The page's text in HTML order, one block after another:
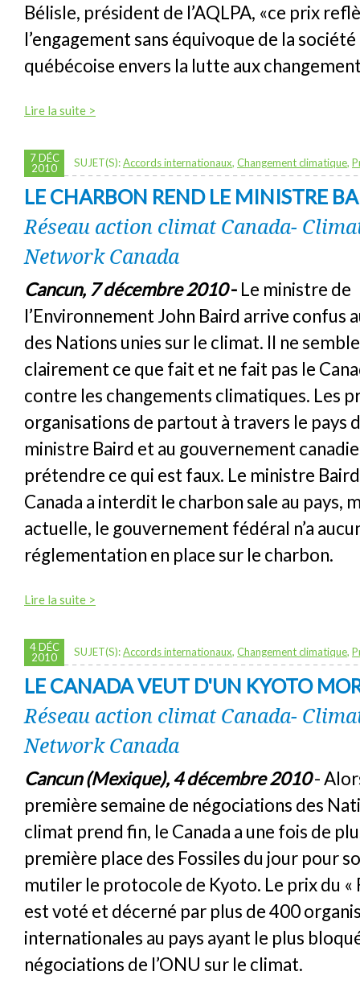
Bélisle, président de l’AQLPA, «ce prix
l’engagement sans équivoque de la
québécoise envers la lutte aux
Lire la suite >
7 DÉC
2010
SUJET(S):Accords internationaux, Changement climatique,
LE CHARBON REND LE MINISTRE
Réseau action climat Canada-
Network Canada
Cancun, 7 décembre 2010- Le ministre de
l’Environnement John Baird arrive confus
des Nations unies sur le climat. Il ne
clairement ce que fait et ne fait pas le
contre les changements climatiques. Les
organisations de partout à travers le pays
ministre Baird et au gouvernement
prétendre ce qui est faux. Le ministre
Canada a interdit le charbon sale au pays,
actuelle, le gouvernement fédéral n’a
réglementation en place sur le charbon.
Lire la suite >
4 DÉC
2010
SUJET(S):Accords internationaux, Changement climatique,
LE CANADA VEUT D'UN KYOTO
Réseau action climat Canada-
Network Canada
Cancun (Mexique), 4 décembre 2010-
première semaine de négociations des
climat prend fin, le Canada a une fois de
première place des Fossiles du jour pour
mutiler le protocole de Kyoto. Le prix du «
est voté et décerné par plus de 400
internationales au pays ayant le plus
négociations de l’ONU sur le climat.